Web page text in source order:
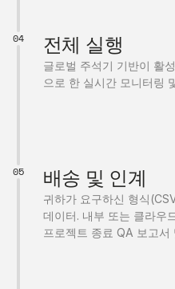
04 전체 실행
글로벌 주석기 기반이 활
으로 한 실시간 모니터링
05 배송 및 인계
귀하가 요구하신 형식
데이터. 내부 또는 클라우
프로젝트 종료 QA 보고